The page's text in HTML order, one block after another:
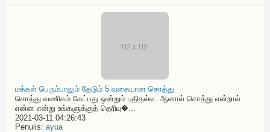
மக்கள் பெரும்பாலும் தேடும் 5 வகையான சொத்து
சொத்து வணிகம் கேட்பது ஒன்றும் புதிதல்ல. ஆனால் சொத்து என்றால்
என்ன என்று உங்களுக்குத் தெரியு�...
2021-03-11 04:26:43
Penulis: ayua